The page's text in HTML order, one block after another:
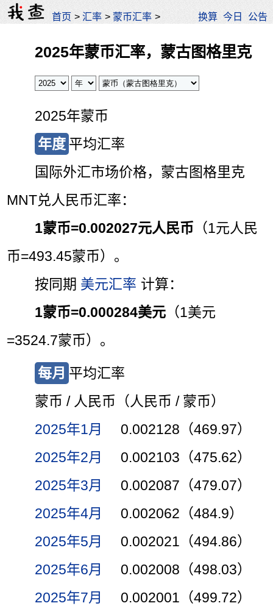
首页 >汇率 >蒙币汇率 > 换算 今日 公告
2025年蒙币汇率，蒙古图格里克
2025年蒙币
年度 平均汇率
国际外汇市场价格，蒙古图格里克
MNT兑人民币汇率：
1蒙币=0.002027元人民币 （1元人民
币=493.45蒙币）。
按同期 美元汇率 计算：
1蒙币=0.000284美元 （1美元
=3524.7蒙币）。
每月 平均汇率
蒙币 / 人民币（人民币 / 蒙币）
2025年1月
0.002128（469.97）
2025年2月
0.002103（475.62）
2025年3月
0.002087（479.07）
2025年4月
0.002062（484.9）
2025年5月
0.002021（494.86）
2025年6月
0.002008（498.03）
2025年7月
0.002001（499.72）